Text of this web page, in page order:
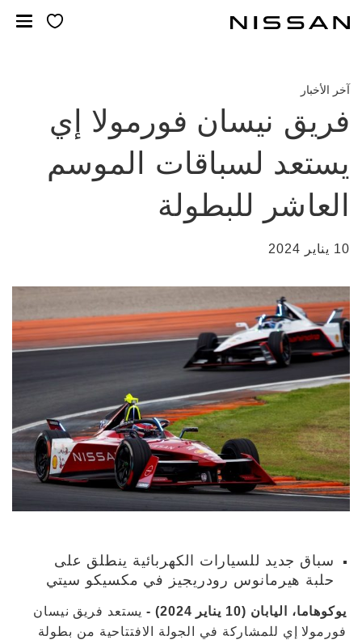
المحتوى
آخر الأخبار
فريق نيسان فورمولا إي
يستعد لسباقات الموسم
العاشر للبطولة
10 يناير 2024
سباق جديد للسيارات الكهربائية ينطلق على
حلبة هيرمانوس رودريجيز في مكسيكو سيتي
يوكوهاما، اليابان (10 يناير 2024) -
يستعد فريق نيسان
فورمولا إي للمشاركة في الجولة الافتتاحية من بطولة